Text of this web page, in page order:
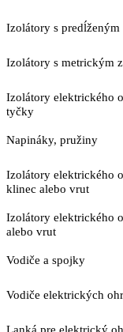
Izolátory s predĺženým
Izolátory s metrickým
Izolátory elektrického
tyčky
Napináky, pružiny
Izolátory elektrického
klinec alebo vrut
Izolátory elektrického
alebo vrut
Vodiče a spojky
Vodiče elektrických
Lanká pre elektrický